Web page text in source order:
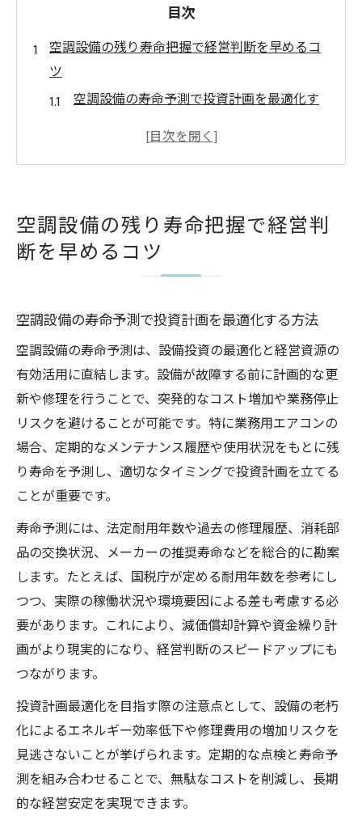
目次
空調設備の残り寿命把握で経営判断を早めるコ
ツ
空調設備の寿命予測で投資計画を最適化す
空調設備の残り寿命把握が経営判断にもた
え方
空調設備の寿命管理で修理費用を抑えるポ
レ解説
法定耐用年数と空調設備寿命の違いを解説
空調設備の法定耐用年数と実寿命の関係性
を理解する
空調設備の耐用年数 国税庁基準を読み解く
ポイント
空調設備の寿命が法定耐用年数を超える理
空調設備の耐用年数と減価償却計算を比較
解説
業務用空調設備の法定耐用年数の目安と実
際の運用
修理と買い替えどちらが最適か見極める方法
空調設備の寿命サインから修理タイミング
を判断
空調設備の修理費用と買い替えコストの比
較検討
空調設備の耐用年数を考慮した選択肢の整
理
空調設備の残り寿命把握で経営判
断を早めるコツ
空調設備の寿命予測で投資計画を最適化する方法
空調設備の寿命予測は、設備投資の最適化と経営資源の
有効活用に直結します。設備が故障する前に計画的な更
新や修理を行うことで、突発的なコスト増加や業務停止
リスクを避けることが可能です。特に業務用エアコンの
場合、定期的なメンテナンス履歴や使用状況をもとに残
り寿命を予測し、適切なタイミングで投資計画を立てる
ことが重要です。
寿命予測には、法定耐用年数や過去の修理履歴、消耗部
品の交換状況、メーカーの推奨寿命などを総合的に勘案
します。たとえば、国税庁が定める耐用年数を参考にし
つつ、実際の稼働状況や環境要因による差も考慮する必
要があります。これにより、減価償却計算や資金繰り計
画がより現実的になり、経営判断のスピードアップにも
つながります。
投資計画最適化を目指す際の注意点として、設備の老朽
化によるエネルギー効率低下や修理費用の増加リスクを
見逃さないことが挙げられます。定期的な点検と寿命予
測を組み合わせることで、無駄なコストを削減し、長期
的な経営安定を実現できます。